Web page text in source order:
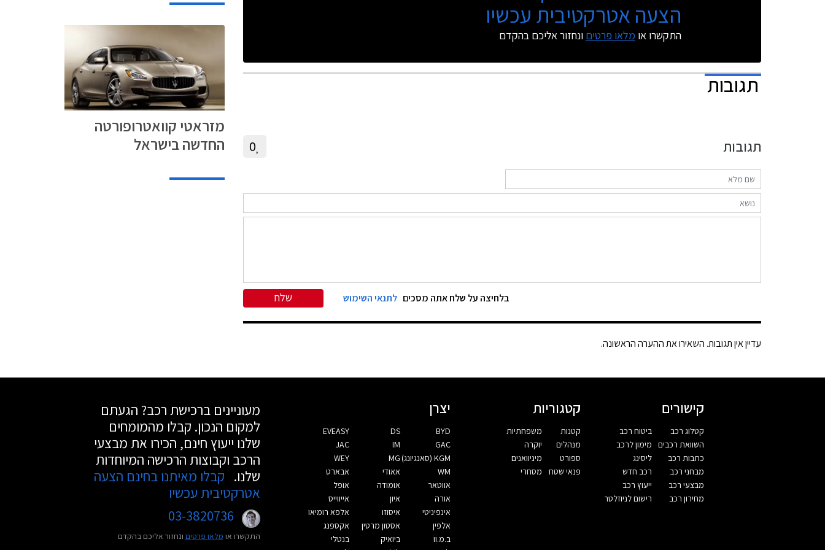
הצעה אטרקטיבית עכשיו
התקשרו או מלאו פרטים ונחזור אליכם בהקדם
תגובות
תגובות 0
בלחיצה על שלח אתה מסכים לתנאי השימוש שלח
עדיין אין תגובות. השאירו את ההערה הראשונה.
מזראטי קוואטרופורטה
החדשה בישראל
קישורים
קטלוג רכב
השוואת רכבים
כתבות רכב
מבחני רכב
מבצעי רכב
מחירון רכב
ביטוח רכב
מימון לרכב
ליסינג
רכב חדש
ייעוץ רכב
רישום לניוזלטר
קטגוריות
קטנות
מנהלים
ספורט
פנאי שטח
משפחתיות
יוקרה
מיניוואנים
מסחרי
יצרן
BYD
DS
EVEASY
GAC
IM
JAC
KGM (סאנגיונג)
MG
WEY
WM
אאודי
אבארט
אווטאר
אומודה
אופל
אורה
איון
אייווייס
אינפיניטי
איסוזו
אלפא רומיאו
אלפין
אסטון מרטין
אקספנג
ב.מ.וו
ביואיק
בנטלי
מעוניינים ברכישת רכב? הגעתם
למקום הנכון. קבלו מהמומחים
שלנו ייעוץ חינם, הכירו את מבצעי
הרכב וקבוצות הרכישה המיוחדות
שלנו. קבלו מאיתנו בחינם הצעה
אטרקטיבית עכשיו
03-3820736
התקשרו או מלאו פרטים ונחזור אליכם בהקדם